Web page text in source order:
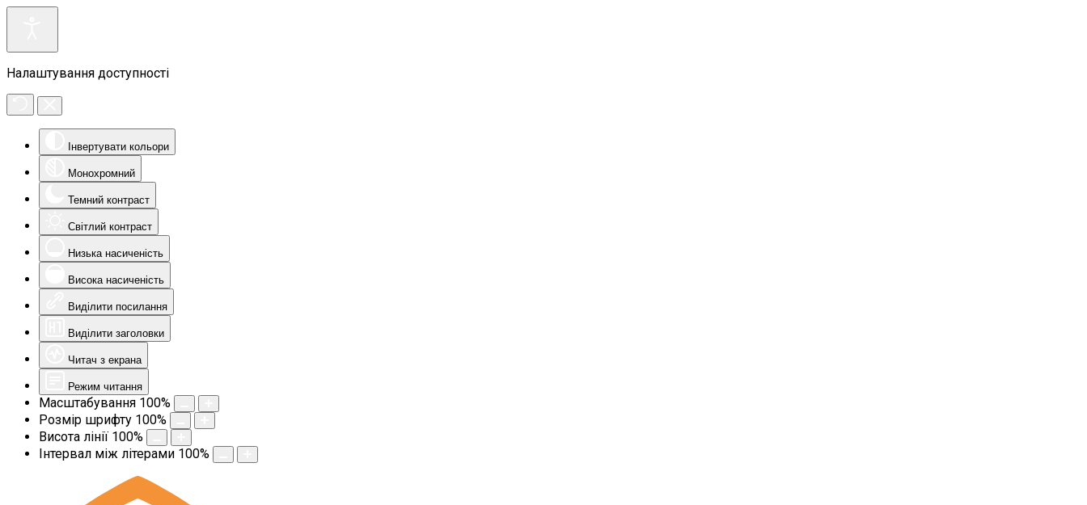
Налаштування доступності
Інвертувати кольори
Монохромний
Темний контраст
Світлий контраст
Низька насиченість
Висока насиченість
Виділити посилання
Виділити заголовки
Читач з екрана
Режим читання
Масштабування 100%
Розмір шрифту 100%
Висота лінії 100%
Інтервал між літерами 100%